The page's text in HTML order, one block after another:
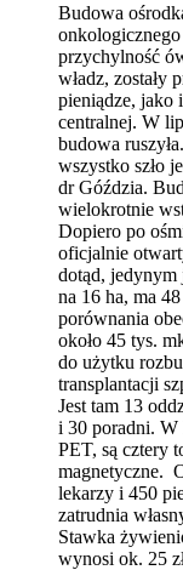
Budowa
onkologicznego
przychylność
władz, zostały
pieniądze, jako
centralnej. W
budowa
wszystko szło
dr Góździa.
wielokrotnie
Dopiero po
oficjalnie
dotąd, jedynym
na 16 ha, ma
porównania
około 45 tys.
do użytku
transplantacji
Jest tam 13
i 30 poradni. W
PET, są cztery
magnetyczne.
lekarzy i 450
zatrudnia
Stawka
wynosi ok. 25